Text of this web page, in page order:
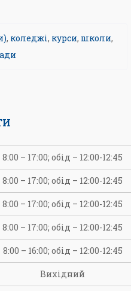
, коледжі, курси, школи,
8:00 – 17:00; обід – 12:00-12:45
8:00 – 17:00; обід – 12:00-12:45
8:00 – 17:00; обід – 12:00-12:45
8:00 – 17:00; обід – 12:00-12:45
8:00 – 16:00; обід – 12:00-12:45
Вихідний